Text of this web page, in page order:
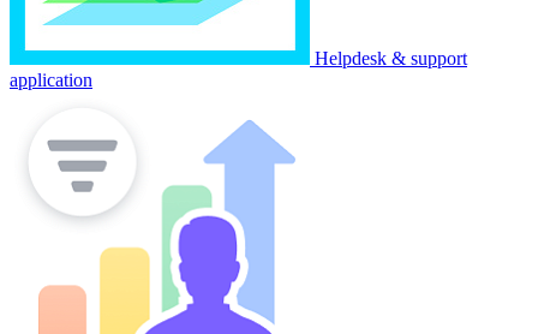
Helpdesk & support
application